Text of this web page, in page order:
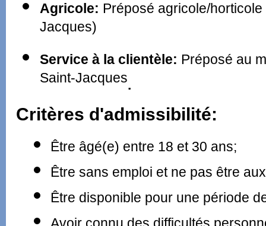
Agricole: Préposé agricole/
Jacques)
Service à la clientèle: Préposé au
Saint-Jacques.
Critères d'admissibilité:
Être âgé(e) entre 18 et 30 ans;
Être sans emploi et ne pas être
Être disponible pour une période